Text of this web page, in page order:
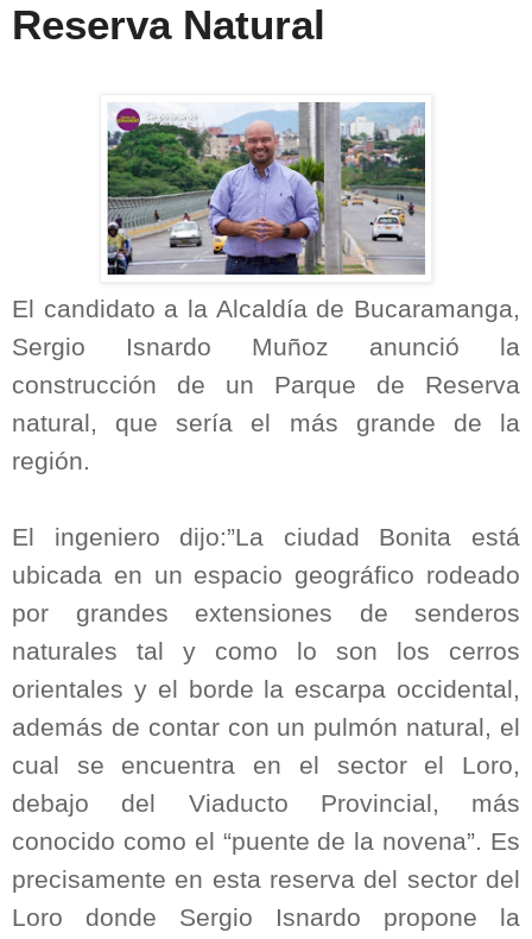
Reserva Natural
El candidato a la Alcaldía de Bucaramanga,
Sergio Isnardo Muñoz anunció la
construcción de un Parque de Reserva
natural, que sería el más grande de la
región.
El ingeniero dijo:”La ciudad Bonita está
ubicada en un espacio geográfico rodeado
por grandes extensiones de senderos
naturales tal y como lo son los cerros
orientales y el borde la escarpa occidental,
además de contar con un pulmón natural, el
cual se encuentra en el sector el Loro,
debajo del Viaducto Provincial, más
conocido como el “puente de la novena”. Es
precisamente en esta reserva del sector del
Loro donde Sergio Isnardo propone la